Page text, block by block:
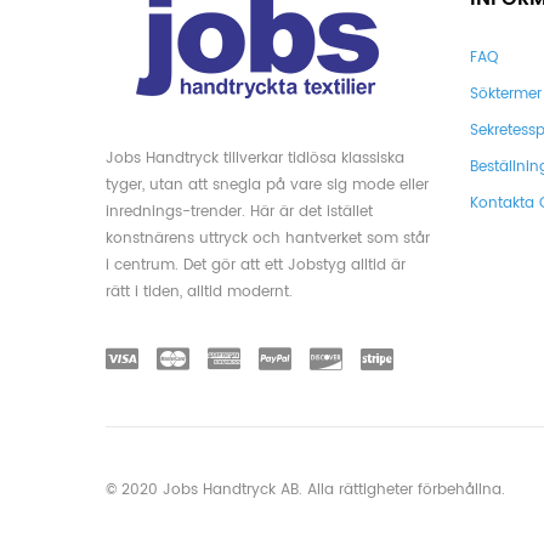
Jobs Handtryck tillverkar tidlösa klassiska
tyger, utan att snegla på vare sig mode eller
inrednings-trender. Här är det istället
konstnärens uttryck och hantverket som står
i centrum. Det gör att ett Jobstyg alltid är
rätt i tiden, alltid modernt.
FAQ
Söktermer
Kontakta
© 2020 Jobs Handtryck AB. Alla rättigheter förbehållna.